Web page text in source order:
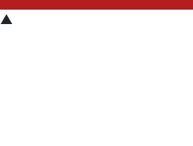
▲